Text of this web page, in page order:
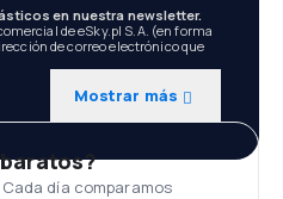
en nuestra newsletter.
de eSky.pl S.A. (en forma
de correo electrónico que
Mostrar más
día comparamos